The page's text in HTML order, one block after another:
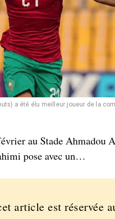
a été élu meilleur joueur de la
au Stade Ahmadou
pose avec un…
article est réservée